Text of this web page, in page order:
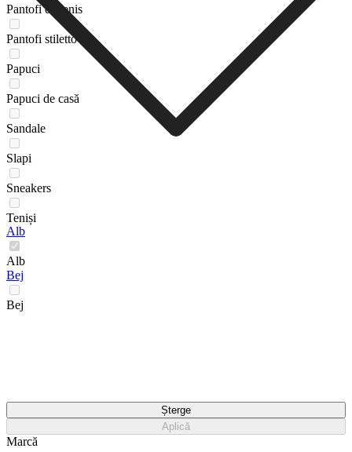
Pantofi de tenis
Pantofi stiletto
Papuci
Papuci de casă
Sandale
Slapi
Sneakers
Teniși
Alb
Alb
Bej
Bej
Șterge
Aplică
Marcă